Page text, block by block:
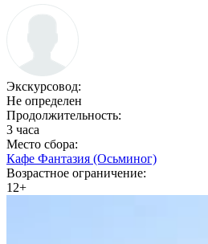
Экскурсовод:
Не определен
Продолжительность:
3 часа
Место сбора:
Кафе Фантазия (Осьминог)
Возрастное ограничение:
12+